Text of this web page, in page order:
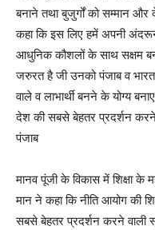
बनाने तथा बुजुर्गों को सम्मान
कहा कि इस लिए हमें अपनी
आधुनिक कौशलों के साथ सक्षम
जरुरत है जी उनको पंजाब व
वाले व लाभार्थी बनने के योग्य
देश की सबसे बेहतर प्रदर्शन करने
पंजाब
मानव पूंजी के विकास में शिक्षा के
मान ने कहा कि नीति आयोग की
सबसे बेहतर प्रदर्शन करने वाली